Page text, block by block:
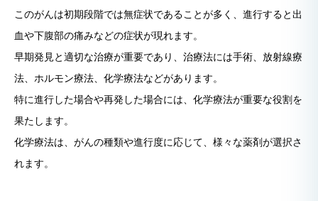
このがんは初期段階では無症状であることが多く、進行すると出
血や下腹部の痛みなどの症状が現れます。
早期発見と適切な治療が重要であり、治療法には手術、放射線療
法、ホルモン療法、化学療法などがあります。
特に進行した場合や再発した場合には、化学療法が重要な役割を
果たします。
化学療法は、がんの種類や進行度に応じて、様々な薬剤が選択さ
れます。